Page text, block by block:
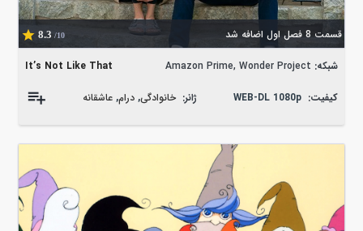
قسمت 8 فصل اول اضافه شد 8.3 /10
It’s Not Like That شبکه: Amazon Prime, Wonder Project
کیفیت: WEB-DL 1080p ژانر: خانوادگی,درام,عاشقانه